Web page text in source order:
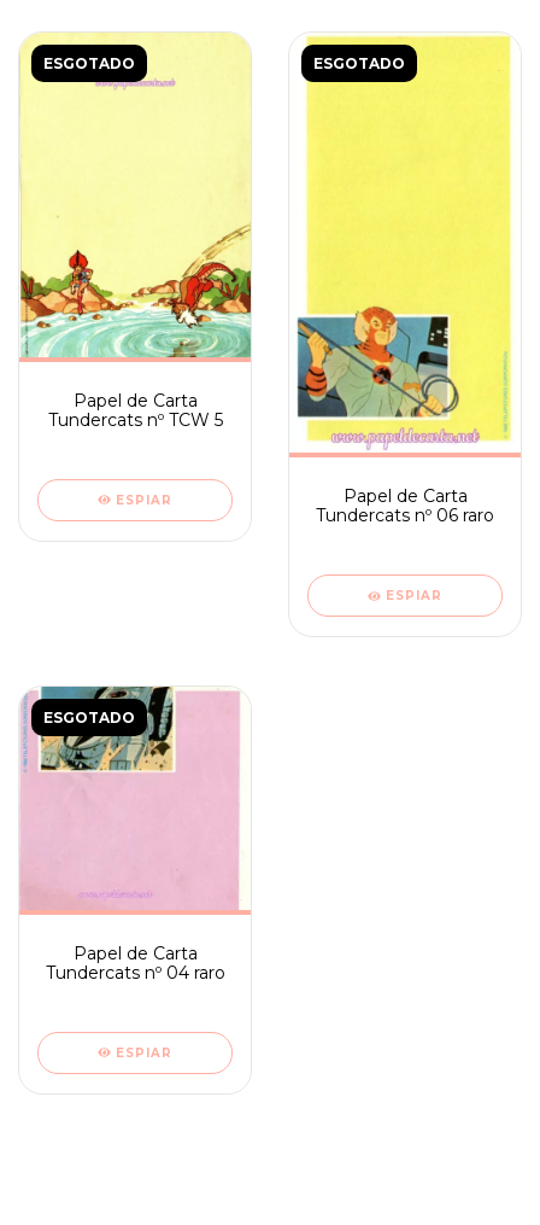
ESGOTADO
Papel de Carta
Tundercats nº TCW 5
ESPIAR
ESGOTADO
Papel de Carta
Tundercats nº 06 raro
ESPIAR
ESGOTADO
Papel de Carta
Tundercats nº 04 raro
ESPIAR